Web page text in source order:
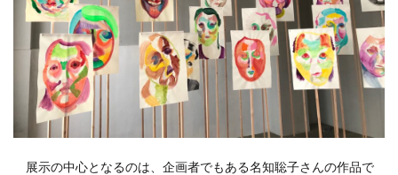
展示の中心となるのは、企画者でもある名知聡子さんの作品で